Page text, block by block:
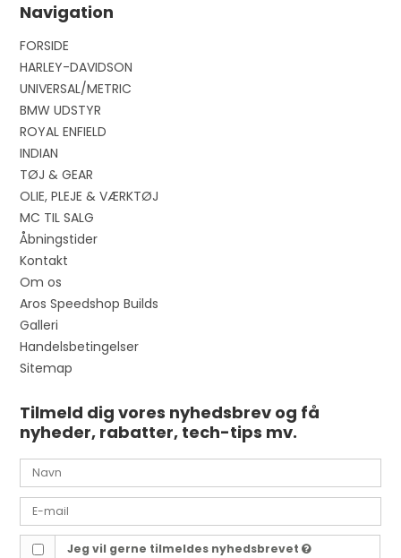
Navigation
FORSIDE
HARLEY-DAVIDSON
UNIVERSAL/METRIC
BMW UDSTYR
ROYAL ENFIELD
INDIAN
TØJ & GEAR
OLIE, PLEJE & VÆRKTØJ
MC TIL SALG
Åbningstider
Kontakt
Om os
Aros Speedshop Builds
Galleri
Handelsbetingelser
Sitemap
Tilmeld dig vores nyhedsbrev og få
nyheder, rabatter, tech-tips mv.
Jeg vil gerne tilmeldes nyhedsbrevet